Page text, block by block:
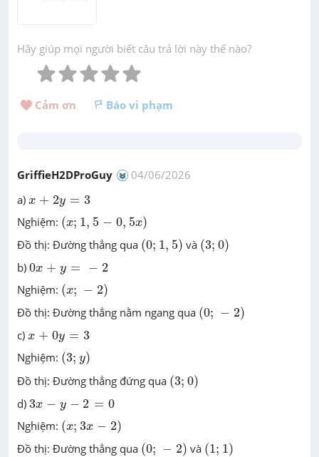
Hãy giúp mọi người biết câu trả lời này thế nào?
Cảm ơn Báo vi phạm
GriffieH2DProGuy
04/06/2026
a) x + 2y = 3
x+ 2 y=3
Nghiệm: (x; 1, 5 − 0, 5x)
(x;1, -0 x)
Đồ thị: Đường thẳng qua (0; 1, 5)
(0; 1, ) và (3; 0)
(3; 0)
b) 0x + y = − 2
0x y =- 2
Nghiệm: (x; − 2)
(x;-
Đồ thị: Đường thẳng nằm ngang qua (0; − 2)
(0;
c) x + 0y = 3
x+ 0 y=3
Nghiệm: (3; y)
(3; y)
Đồ thị: Đường thẳng đứng qua (3; 0)
(3; 0)
d) 3x − y − 2 = 0
3x 2=
Nghiệm: (x; 3x − 2)
(x;3x-
Đồ thị: Đường thẳng qua (0; − 2)
(0; và (1; 1)
(1;1)